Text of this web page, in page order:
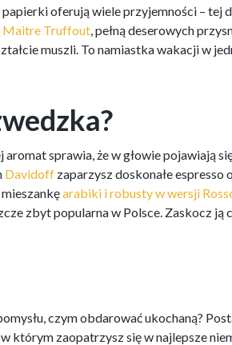
oferują wiele przyjemności – tej
Maitre Truffout , pełną deserowych
muszli. To namiastka wakacji w
sprawia, że w głowie pojawiają
Davidoff zaparzysz doskonałe
arabiki i robusty w wersji
zbyt popularna w Polsce. Zaskocz ją
czym obdarować ukochaną?
zaopatrzysz się w najlepsze